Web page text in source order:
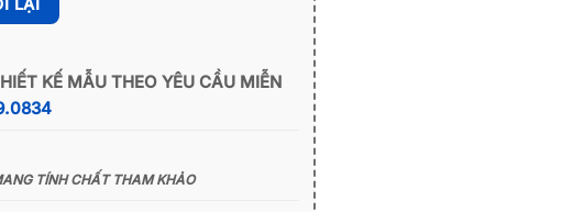
KẾ MẪU THEO YÊU CẦU MIỄN
TÍNH CHẤT THAM KHẢO